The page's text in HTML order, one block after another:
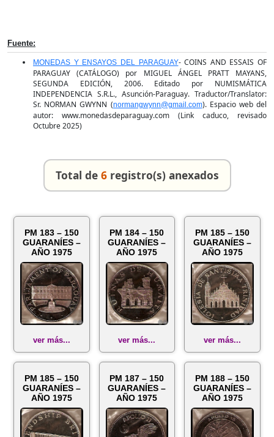
Fuente:
MONEDAS Y ENSAYOS DEL PARAGUAY- COINS AND ESSAIS OF
PARAGUAY (CATÁLOGO) por MIGUEL ÁNGEL PRATT MAYANS,
SEGUNDA EDICIÓN, 2006. Editado por NUMISMÁTICA
INDEPENDENCIA S.R.L., Asunción-Paraguay. Traductor/Translator:
Sr. NORMAN GWYNN (normangwynn@gmail.com). Espacio web del
autor: www.monedasdeparaguay.com (Link caduco, revisado
Octubre 2025)
Total de 6 registro(s) anexados
PM 183 – 150
GUARANÍES –
AÑO 1975
ver más...
PM 184 – 150
GUARANÍES –
AÑO 1975
ver más...
PM 185 – 150
GUARANÍES –
AÑO 1975
ver más...
PM 185 – 150
GUARANÍES –
AÑO 1975
PM 187 – 150
GUARANÍES –
AÑO 1975
PM 188 – 150
GUARANÍES –
AÑO 1975